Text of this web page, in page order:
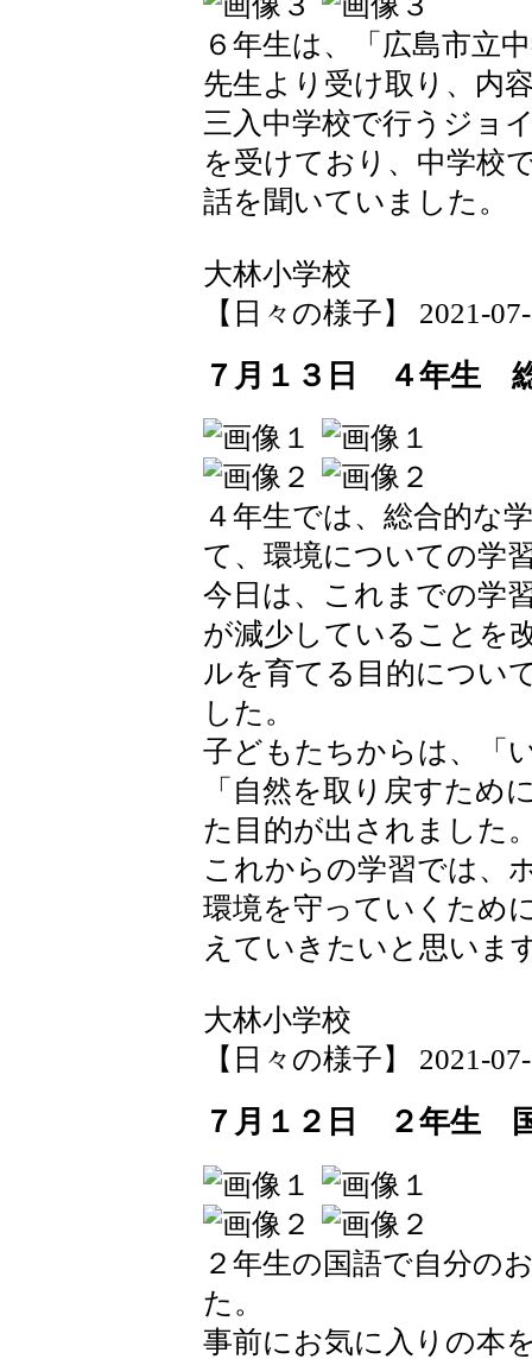
６年生は、「広島市立
先生より受け取り、内
三入中学校で行うジョ
を受けており、中学校
話を聞いていました。
大林小学校
【日々の様子】 2021-
７月１３日 ４年生
４年生では、総合的な
て、環境についての学
今日は、これまでの学
が減少していることを
ルを育てる目的につい
した。
子どもたちからは、「
「自然を取り戻すため
た目的が出されました
これからの学習では、
環境を守っていくため
えていきたいと思いま
大林小学校
【日々の様子】 2021-
７月１２日 ２年生
２年生の国語で自分の
た。
事前にお気に入りの本